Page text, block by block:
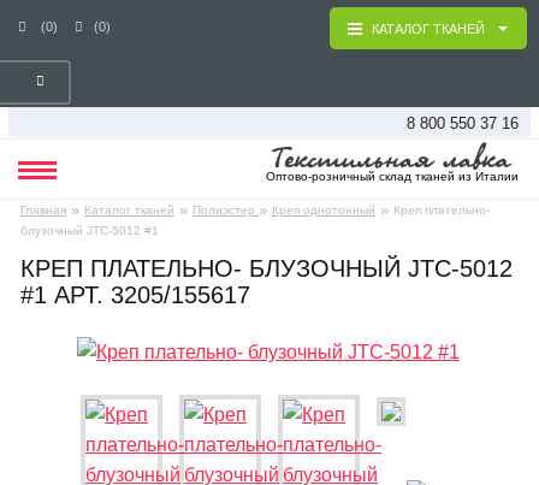
(0) (0)
8 800 550 37 16
Оптово-розничный склад тканей из Италии
Главная » Каталог тканей » Полиэстер » Креп однотонный » Креп плательно-
блузочный JTC-5012 #1
КАТАЛОГ ТКАНЕЙ
КРЕП ПЛАТЕЛЬНО- БЛУЗОЧНЫЙ JTC-5012
#1 АРТ. 3205/155617